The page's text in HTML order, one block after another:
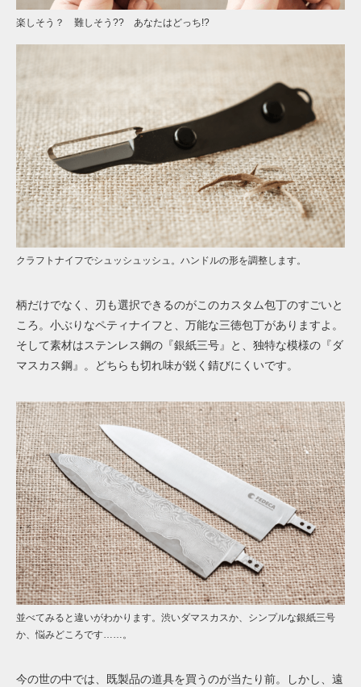
楽しそう？ 難しそう?? あなたはどっち!?
クラフトナイフでシュッシュッシュ。ハンドルの形を調整します。
柄だけでなく、刃も選択できるのがこのカスタム包丁のすごいと
ころ。小ぶりなペティナイフと、万能な三徳包丁がありますよ。
そして素材はステンレス鋼の『銀紙三号』と、独特な模様の『ダ
マスカス鋼』。どちらも切れ味が鋭く錆びにくいです。
並べてみると違いがわかります。渋いダマスカスか、シンプルな銀紙三号
か、悩みどころです……。
今の世の中では、既製品の道具を買うのが当たり前。しかし、遠